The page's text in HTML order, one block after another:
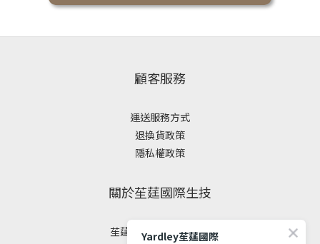
顧客服務
運送服務方式
退換貨政策
隱私權政策
關於苼莛國際生技
苼莛國際生技有限公司
Yardley苼莛國際